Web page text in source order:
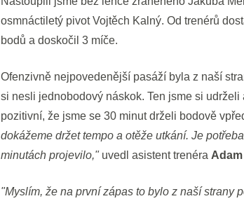
osmnáctiletý pivot Vojtěch Kalný. Od trenérů
bodů a doskočil 3 míče.
Ofenzivně nejpovedenější pasáží byla z naší
si nesli jednobodový náskok. Ten jsme si
pozitivní, že jsme se 30 minut drželi bodově
dokážeme držet tempo a otěže utkání. Je
minutách projevilo,"uvedl asistent trenéra
"Myslím, že na první zápas to bylo z naší strany